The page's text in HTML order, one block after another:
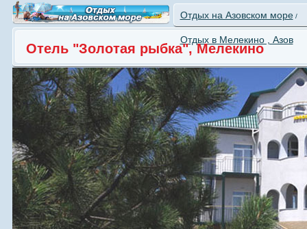
Отдых на Азовском море/
Отдых в Мелекино , Азов
Отель "Золотая рыбка", Мелекино